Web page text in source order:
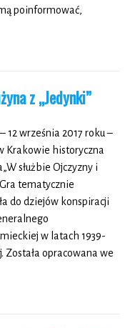
poinformować,
z „Jedynki”
12 września 2017 roku –
Krakowie historyczna
służbie Ojczyzny i
tematycznie
do dziejów konspiracji
w latach 1939-
Została opracowana we